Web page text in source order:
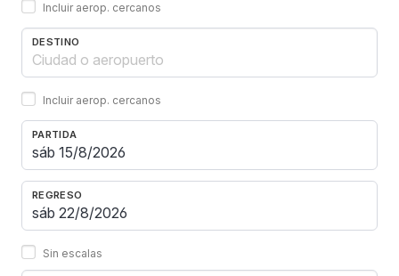
Incluir aerop. cercanos
DESTINO
Incluir aerop. cercanos
PARTIDA
REGRESO
Sin escalas